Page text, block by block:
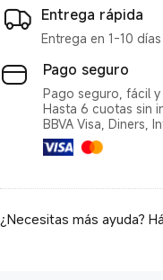
Entrega rápida
Entrega en 1-10
Pago seguro
Pago seguro, fácil
Hasta 6 cuotas sin
BBVA Visa, Diners,
¿Necesitas más ayuda?